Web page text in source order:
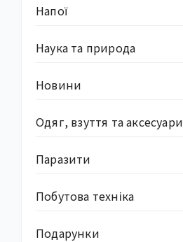
Напої
Наука та природа
Новини
Одяг, взуття та аксесуари
Паразити
Побутова техніка
Подарунки